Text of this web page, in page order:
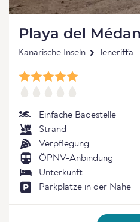
Playa del
Kanarische Inseln Teneriffa
Einfache Badestelle
Strand
Verpflegung
ÖPNV-Anbindung
Unterkunft
Parkplätze in der Nähe